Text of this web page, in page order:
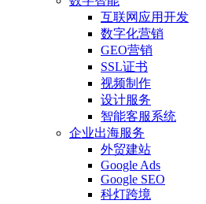
互联网应用开发
数字化营销
GEO营销
SSL证书
视频制作
设计服务
智能客服系统
企业出海服务
外贸建站
Google Ads
Google SEO
科灯跨境